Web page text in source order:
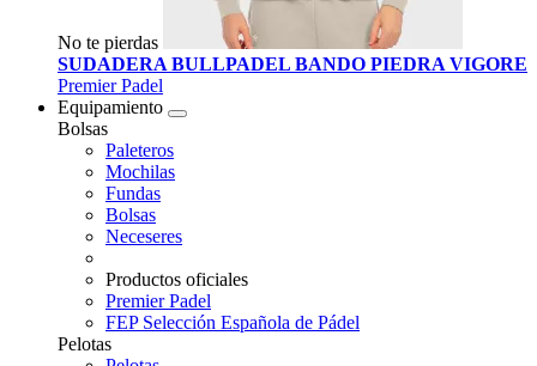
No te pierdas
SUDADERA BULLPADEL BANDO PIEDRA VIGORE
Premier Padel
Equipamiento
Bolsas
Paleteros
Mochilas
Fundas
Bolsas
Neceseres
Productos oficiales
Premier Padel
FEP Selección Española de Pádel
Pelotas